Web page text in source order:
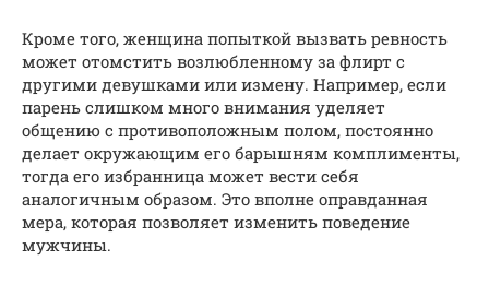
Кроме того, женщина попыткой вызвать ревность
может отомстить возлюбленному за флирт с
другими девушками или измену. Например, если
парень слишком много внимания уделяет
общению с противоположным полом, постоянно
делает окружающим его барышням комплименты,
тогда его избранница может вести себя
аналогичным образом. Это вполне оправданная
мера, которая позволяет изменить поведение
мужчины.